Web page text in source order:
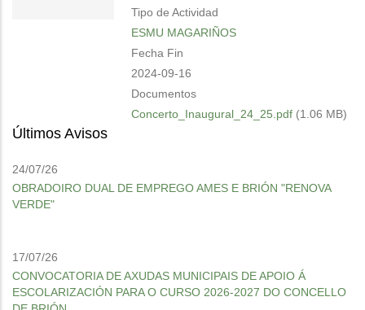
Tipo de Actividad
ESMU MAGARIÑOS
Fecha Fin
2024-09-16
Documentos
Concerto_Inaugural_24_25.pdf (1.06 MB)
Últimos Avisos
24/07/26
OBRADOIRO DUAL DE EMPREGO AMES E BRIÓN "RENOVA
VERDE"
17/07/26
CONVOCATORIA DE AXUDAS MUNICIPAIS DE APOIO Á
ESCOLARIZACIÓN PARA O CURSO 2026-2027 DO CONCELLO